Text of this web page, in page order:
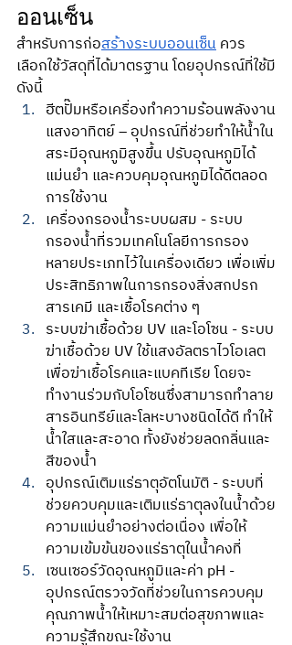
ออนเซ็น
สำหรับการก่อสร้างระบบออนเซ็น ควร
เลือกใช้วัสดุที่ได้มาตรฐาน โดยอุปกรณ์ที่ใช้มี
ดังนี้
ฮีตปั๊มหรือเครื่องทำความร้อนพลังงาน
แสงอาทิตย์ – อุปกรณ์ที่ช่วยทำให้น้ำใน
สระมีอุณหภูมิสูงขึ้น ปรับอุณหภูมิได้
แม่นยำ และควบคุมอุณหภูมิได้ดีตลอด
การใช้งาน
เครื่องกรองน้ำระบบผสม - ระบบ
กรองน้ำที่รวมเทคโนโลยีการกรอง
หลายประเภทไว้ในเครื่องเดียว เพื่อเพิ่ม
ประสิทธิภาพในการกรองสิ่งสกปรก
สารเคมี และเชื้อโรคต่าง ๆ
ระบบฆ่าเชื้อด้วย UV และโอโซน - ระบบ
ฆ่าเชื้อด้วย UV ใช้แสงอัลตราไวโอเลต
เพื่อฆ่าเชื้อโรคและแบคทีเรีย โดยจะ
ทำงานร่วมกับโอโซนซึ่งสามารถทำลาย
สารอินทรีย์และโลหะบางชนิดได้ดี ทำให้
น้ำใสและสะอาด ทั้งยังช่วยลดกลิ่นและ
สีของน้ำ
อุปกรณ์เติมแร่ธาตุอัตโนมัติ - ระบบที่
ช่วยควบคุมและเติมแร่ธาตุลงในน้ำด้วย
ความแม่นยำอย่างต่อเนื่อง เพื่อให้
ความเข้มข้นของแร่ธาตุในน้ำคงที่
เซนเซอร์วัดอุณหภูมิและค่า pH -
อุปกรณ์ตรวจวัดที่ช่วยในการควบคุม
คุณภาพน้ำให้เหมาะสมต่อสุขภาพและ
ความรู้สึกขณะใช้งาน